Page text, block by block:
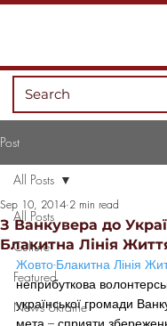
Post
All Posts
Culture
Featured
News Ukraine
All Posts
З Ванкувера до
Блакитна Лінія
Sep 10, 2014 2 min read
Жовто-Блакитна Лінія
неприбуткова
української громади